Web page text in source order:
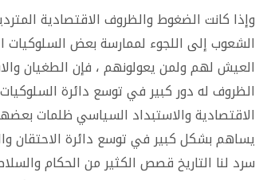
وإذا كانت الضغوط والظروف الاقتصادية
الشعوب إلى اللجوء لممارسة بعض السلوكيات
العيش لهم ولمن يعولونهم ، فإن الطغيان
الظروف له دور كبير في توسع دائرة
الاقتصادية والاستبداد السياسي ظلمات
يساهم بشكل كبير في توسع دائرة
سرد لنا التاريخ قصص الكثير من الحكام